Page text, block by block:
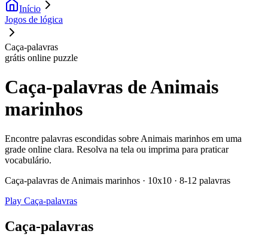
Início
Jogos de lógica
Caça-palavras
grátis online puzzle
Caça-palavras de Animais
marinhos
Encontre palavras escondidas sobre Animais marinhos em uma
grade online clara. Resolva na tela ou imprima para praticar
vocabulário.
Caça-palavras de Animais marinhos · 10x10 · 8-12 palavras
Play Caça-palavras
Caça-palavras